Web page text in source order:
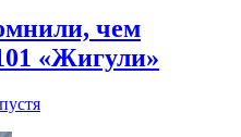
чем
«Жигули»